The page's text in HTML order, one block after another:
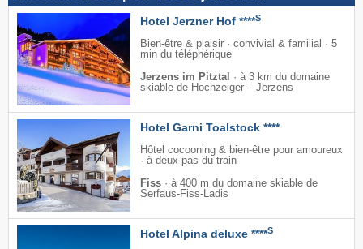
Hotel Jerzner Hof ****S
Bien-être & plaisir · convivial & familial · 5
min du téléphérique
Jerzens im Pitztal · à 3 km du domaine
skiable de Hochzeiger – Jerzens
Hotel Garni Toalstock ****
Hôtel cocooning & bien-être pour amoureux
· à deux pas du train
Fiss · à 400 m du domaine skiable de
Serfaus-Fiss-Ladis
Hotel Alpina deluxe ****S